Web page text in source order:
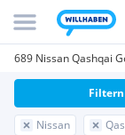
689 Nissan Qashqai
Nissan
Filtern